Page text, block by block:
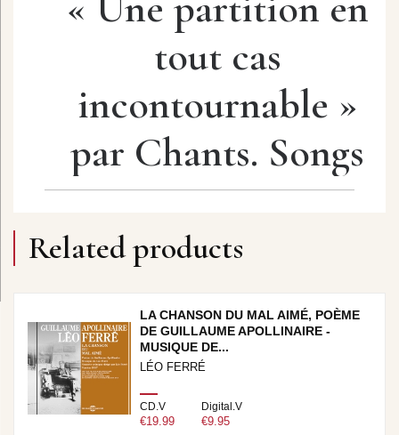
tout cas
incontournable »
par Chants. Songs
Related products
LA CHANSON DU MAL AIMÉ, POÈME
DE GUILLAUME APOLLINAIRE -
MUSIQUE DE...
LÉO FERRÉ
CD.V
€19.99
Digital.V
€9.95